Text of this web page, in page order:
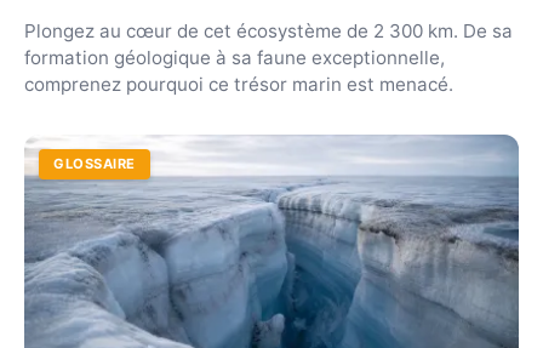
Plongez au cœur de cet écosystème de 2 300 km. De sa
formation géologique à sa faune exceptionnelle,
comprenez pourquoi ce trésor marin est menacé.
GLOSSAIRE